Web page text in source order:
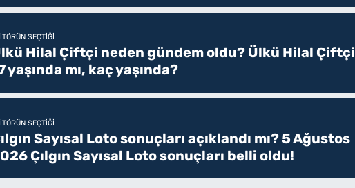
SEÇTIĞI
Hilal Çiftçi neden gündem oldu? Ülkü Hilal Çiftçi
yaşında mı, kaç yaşında?
SEÇTIĞI
Sayısal Loto sonuçları açıklandı mı? 5 Ağustos
Çılgın Sayısal Loto sonuçları belli oldu!